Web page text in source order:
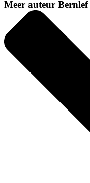
Meer auteur Bernlef